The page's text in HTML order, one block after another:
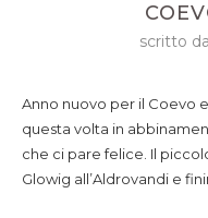
scritto da
Anno nuovo per il Coevo
questa volta in
che ci pare felice. Il
Glowig all’Aldrovandi e